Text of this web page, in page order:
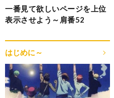
一番見て欲しいページを上位
表示させよう～肩番52
はじめに～